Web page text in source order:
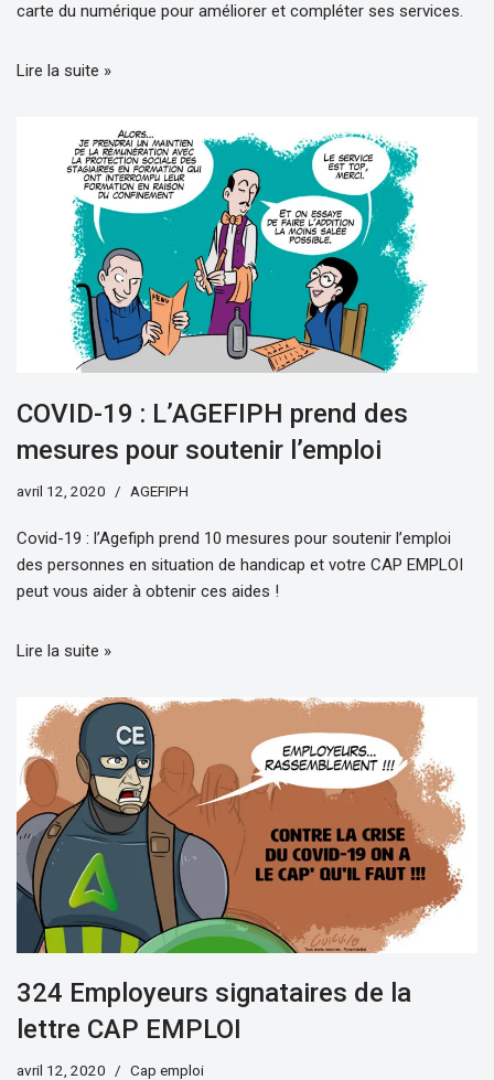
carte du numérique pour améliorer et compléter ses services.
Lire la suite »
COVID-19 : L’AGEFIPH prend des
mesures pour soutenir l’emploi
avril 12, 2020 AGEFIPH
Covid-19 : l’Agefiph prend 10 mesures pour soutenir l’emploi
des personnes en situation de handicap et votre CAP EMPLOI
peut vous aider à obtenir ces aides !
Lire la suite »
324 Employeurs signataires de la
lettre CAP EMPLOI
avril 12, 2020 Cap emploi